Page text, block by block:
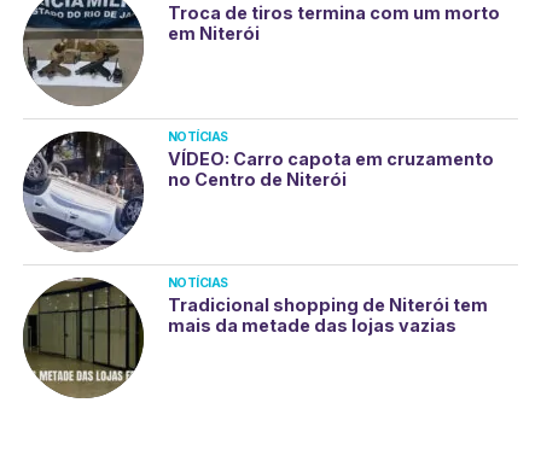
Troca de tiros termina com um morto
em Niterói
NOTÍCIAS
VÍDEO: Carro capota em cruzamento
no Centro de Niterói
NOTÍCIAS
Tradicional shopping de Niterói tem
mais da metade das lojas vazias